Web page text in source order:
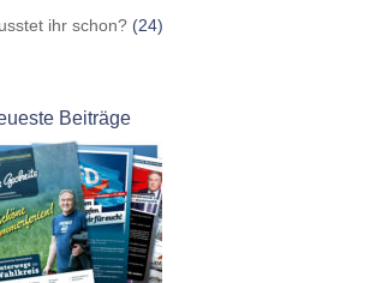
ihr schon? (24)
Beiträge